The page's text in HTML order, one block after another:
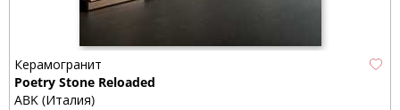
Керамогранит
Poetry Stone Reloaded
ABK (Италия)